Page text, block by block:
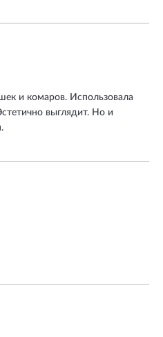
и комаров. Использовала
выглядит. Но и